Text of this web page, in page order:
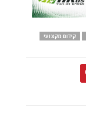
קידום מקצועי